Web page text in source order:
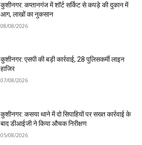
कुशीनगर: कप्तानगंज में शॉर्ट सर्किट से कपड़े की दुकान में
आग, लाखों का नुकसान
08/08/2026
कुशीनगर: एसपी की बड़ी कार्रवाई, 28 पुलिसकर्मी लाइन
हाजिर
07/08/2026
कुशीनगर: कसया थाने में दो सिपाहियों पर सख्त कार्रवाई के
बाद डीआईजी ने किया औचक निरीक्षण
05/08/2026